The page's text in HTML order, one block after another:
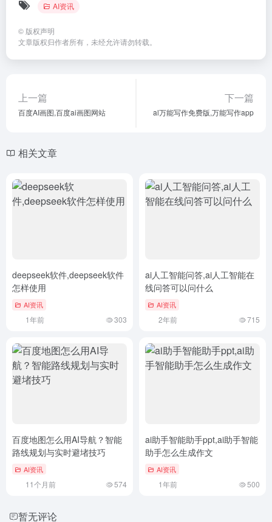
AI资讯
© 版权声明
文章版权归作者所有，未经允许请勿转载。
上一篇
百度AI画图,百度ai画图网站
下一篇
al万能写作免费版,万能写作app
相关文章
deepseek软件,deepseek软件
怎样使用
AI资讯
1年前 303
ai人工智能问答,ai人工智能在
线问答可以问什么
AI资讯
2年前 715
百度地图怎么用AI导航？智能
路线规划与实时避堵技巧
AI资讯
11个月前 574
ai助手智能助手ppt,ai助手智能
助手怎么生成作文
AI资讯
1年前 500
暂无评论